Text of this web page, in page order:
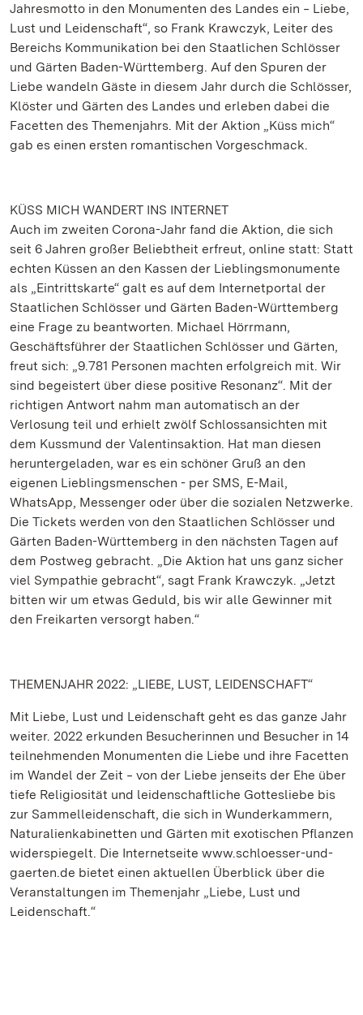
Jahresmotto in den Monumenten des Landes ein ‒ Liebe,
Lust und Leidenschaft“, so Frank Krawczyk, Leiter des
Bereichs Kommunikation bei den Staatlichen Schlösser
und Gärten Baden-Württemberg. Auf den Spuren der
Liebe wandeln Gäste in diesem Jahr durch die Schlösser,
Klöster und Gärten des Landes und erleben dabei die
Facetten des Themenjahrs. Mit der Aktion „Küss mich“
gab es einen ersten romantischen Vorgeschmack.
KÜSS MICH WANDERT INS INTERNET
Auch im zweiten Corona-Jahr fand die Aktion, die sich
seit 6 Jahren großer Beliebtheit erfreut, online statt: Statt
echten Küssen an den Kassen der Lieblingsmonumente
als „Eintrittskarte“ galt es auf dem Internetportal der
Staatlichen Schlösser und Gärten Baden-Württemberg
eine Frage zu beantworten. Michael Hörrmann,
Geschäftsführer der Staatlichen Schlösser und Gärten,
freut sich: „9.781 Personen machten erfolgreich mit. Wir
sind begeistert über diese positive Resonanz“. Mit der
richtigen Antwort nahm man automatisch an der
Verlosung teil und erhielt zwölf Schlossansichten mit
dem Kussmund der Valentinsaktion. Hat man diesen
heruntergeladen, war es ein schöner Gruß an den
eigenen Lieblingsmenschen - per SMS, E-Mail,
WhatsApp, Messenger oder über die sozialen Netzwerke.
Die Tickets werden von den Staatlichen Schlösser und
Gärten Baden-Württemberg in den nächsten Tagen auf
dem Postweg gebracht. „Die Aktion hat uns ganz sicher
viel Sympathie gebracht“, sagt Frank Krawczyk. „Jetzt
bitten wir um etwas Geduld, bis wir alle Gewinner mit
den Freikarten versorgt haben.“
THEMENJAHR 2022: „LIEBE, LUST, LEIDENSCHAFT“
Mit Liebe, Lust und Leidenschaft geht es das ganze Jahr
weiter. 2022 erkunden Besucherinnen und Besucher in 14
teilnehmenden Monumenten die Liebe und ihre Facetten
im Wandel der Zeit ‒ von der Liebe jenseits der Ehe über
tiefe Religiosität und leidenschaftliche Gottesliebe bis
zur Sammelleidenschaft, die sich in Wunderkammern,
Naturalienkabinetten und Gärten mit exotischen Pflanzen
widerspiegelt. Die Internetseite www.schloesser-und-
gaerten.de bietet einen aktuellen Überblick über die
Veranstaltungen im Themenjahr „Liebe, Lust und
Leidenschaft.“